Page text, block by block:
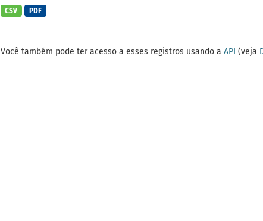
CSV PDF
Você também pode ter acesso a esses registros usando a API (veja